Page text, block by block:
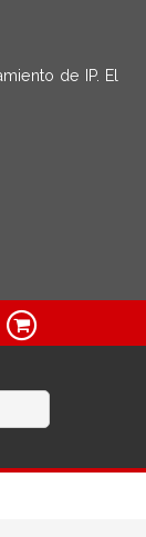
de IP. El